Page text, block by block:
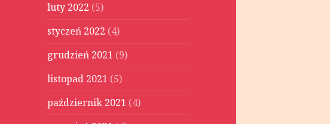
luty 2022 (5)
styczeń 2022 (4)
grudzień 2021 (9)
listopad 2021 (5)
październik 2021 (4)